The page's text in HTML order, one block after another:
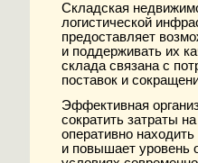
Складская
логистической
предоставляет
и поддерживать их
склада связана с
поставок и
Эффективная
сократить затраты
оперативно
и повышает уровень